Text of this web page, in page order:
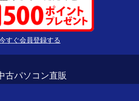
すぐ会員登録する
古パソコン直販